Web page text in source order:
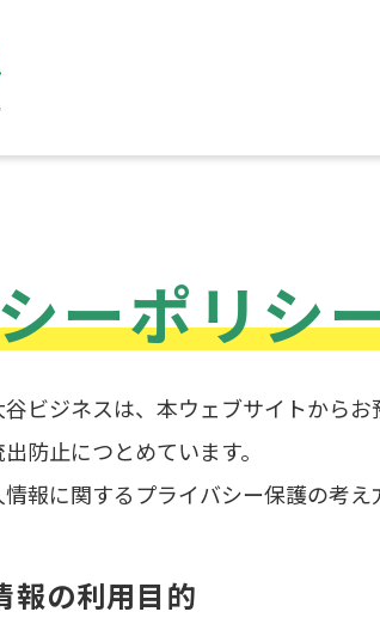
ーポリシ
ビジネスは、本ウェブサイトから
防止につとめています。
報に関するプライバシー保護の考え
報の利用目的